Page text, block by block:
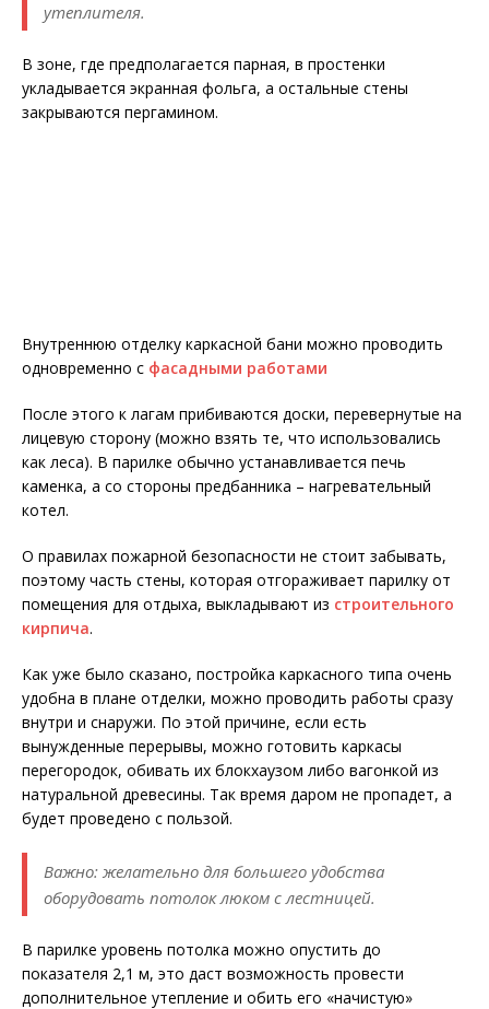
утеплителя.
В зоне, где предполагается парная, в простенки
укладывается экранная фольга, а остальные стены
закрываются пергамином.
Внутреннюю отделку каркасной бани можно проводить
одновременно с фасадными работами
После этого к лагам прибиваются доски, перевернутые на
лицевую сторону (можно взять те, что использовались
как леса). В парилке обычно устанавливается печь
каменка, а со стороны предбанника – нагревательный
котел.
О правилах пожарной безопасности не стоит забывать,
поэтому часть стены, которая отгораживает парилку от
помещения для отдыха, выкладывают из строительного
кирпича.
Как уже было сказано, постройка каркасного типа очень
удобна в плане отделки, можно проводить работы сразу
внутри и снаружи. По этой причине, если есть
вынужденные перерывы, можно готовить каркасы
перегородок, обивать их блокхаузом либо вагонкой из
натуральной древесины. Так время даром не пропадет, а
будет проведено с пользой.
Важно: желательно для большего удобства
оборудовать потолок люком с лестницей.
В парилке уровень потолка можно опустить до
показателя 2,1 м, это даст возможность провести
дополнительное утепление и обить его «начистую»